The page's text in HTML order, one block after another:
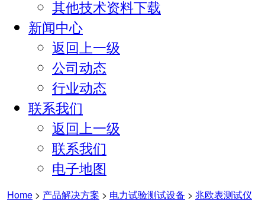
其他技术资料下载
新闻中心
返回上一级
公司动态
行业动态
联系我们
返回上一级
联系我们
电子地图
Home > 产品解决方案 > 电力试验测试设备 > 兆欧表测试仪